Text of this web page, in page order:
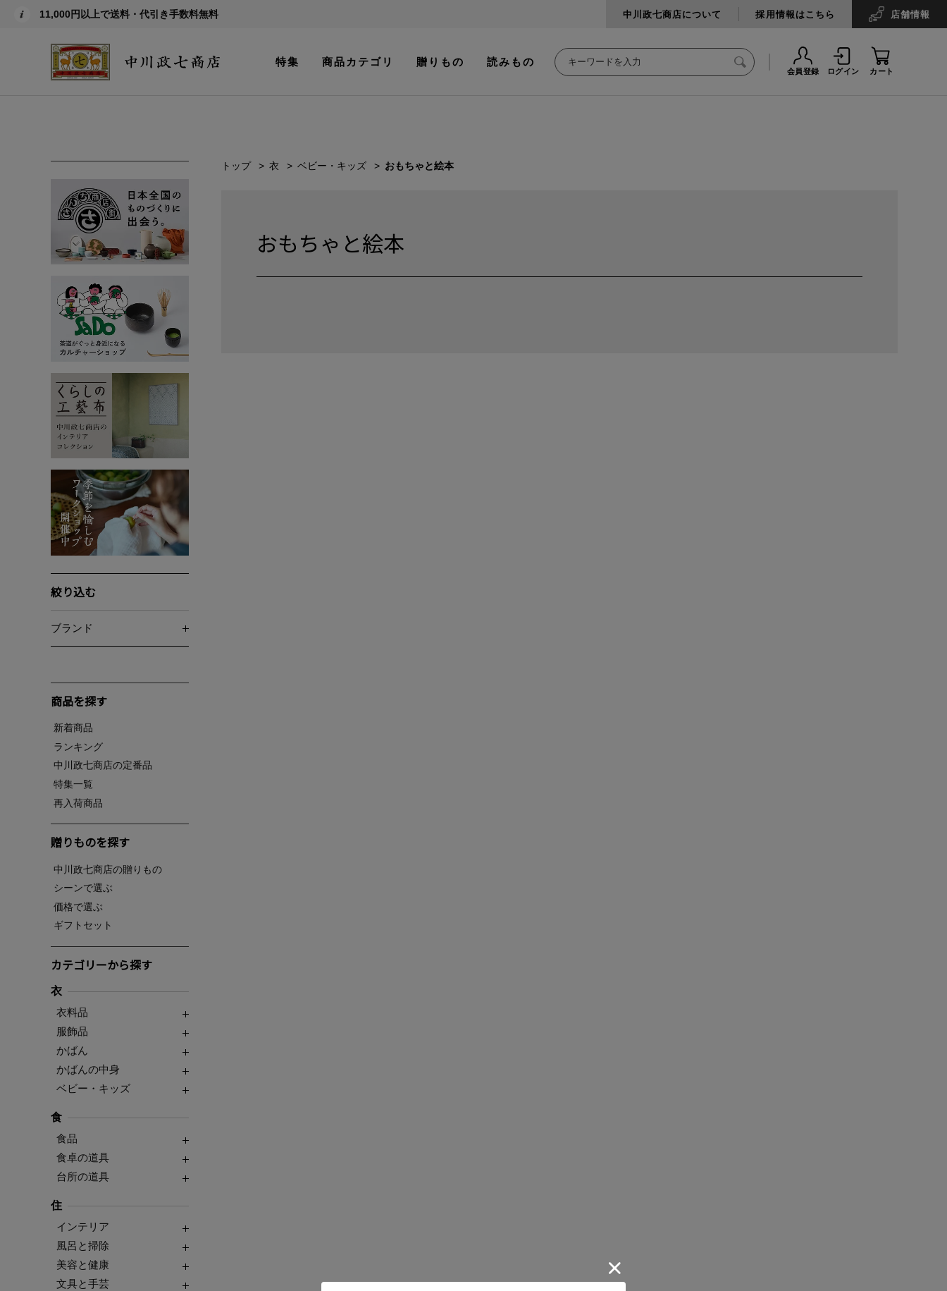
11,000円以上で送料・代引き手数料無料 中川政七商店について 採用情報はこちら 店舗情報
特集 商品カテゴリ 贈りもの 読みもの
会員登録 ログイン カート
絞り込む
ブランド
商品を探す
新着商品
ランキング
中川政七商店の定番品
特集一覧
再入荷商品
贈りものを探す
中川政七商店の贈りもの
シーンで選ぶ
価格で選ぶ
ギフトセット
カテゴリーから探す
衣
衣料品
服飾品
かばん
かばんの中身
ベビー・キッズ
食
食品
食卓の道具
台所の道具
住
インテリア
風呂と掃除
美容と健康
文具と手芸
トップ 衣 ベビー・キッズ おもちゃと絵本
おもちゃと絵本